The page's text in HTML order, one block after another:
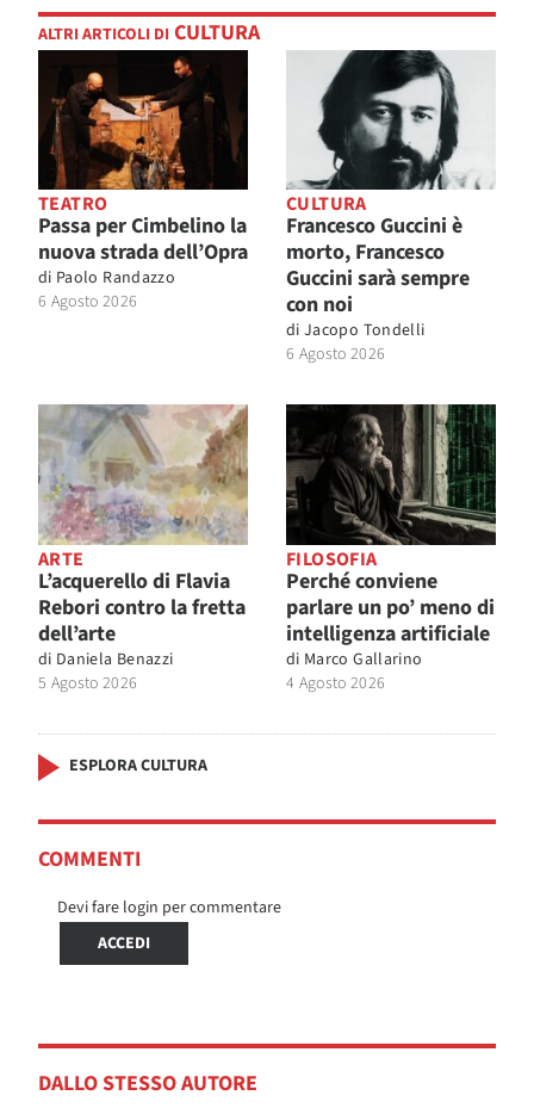
ALTRI ARTICOLI DI CULTURA
TEATRO
Passa per Cimbelino la
nuova strada dell’Opra
di Paolo Randazzo
6 Agosto 2026
CULTURA
Francesco Guccini è
morto, Francesco
Guccini sarà sempre
con noi
di Jacopo Tondelli
6 Agosto 2026
ARTE
L’acquerello di Flavia
Rebori contro la fretta
dell’arte
di Daniela Benazzi
5 Agosto 2026
FILOSOFIA
Perché conviene
parlare un po’ meno di
intelligenza artificiale
di Marco Gallarino
4 Agosto 2026
ESPLORA CULTURA
COMMENTI
Devi fare login per commentare
ACCEDI
DALLO STESSO AUTORE